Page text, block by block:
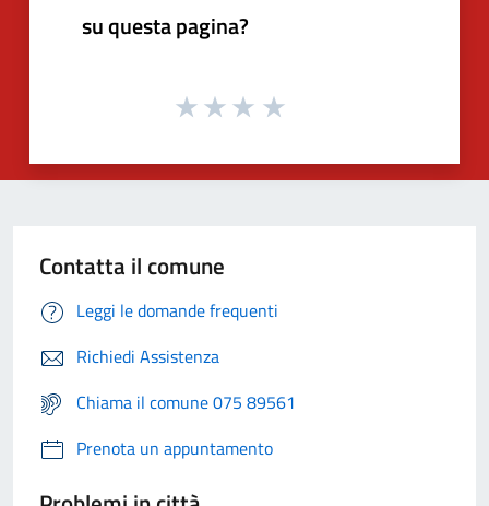
su questa pagina?
Contatta il comune
Leggi le domande frequenti
Richiedi Assistenza
Chiama il comune 075 89561
Prenota un appuntamento